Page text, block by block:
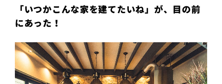
バシー
ポリシ
「いつかこんな家を建てたいね」が、目の前
にあった！